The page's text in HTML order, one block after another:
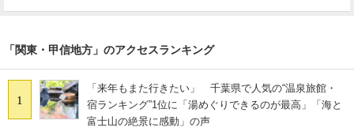
「関東・甲信地方」のアクセスランキング
1
「来年もまた行きたい」 千葉県で人気の“温泉旅館・
宿ランキング”1位に「湯めぐりできるのが最高」「海と
富士山の絶景に感動」の声